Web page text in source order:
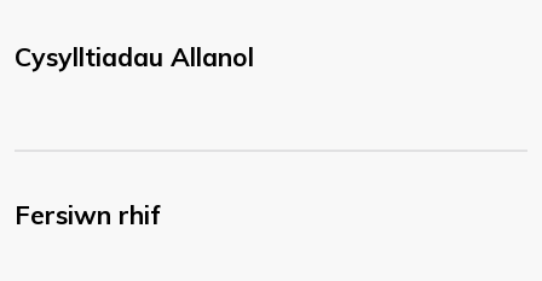
Cysylltiadau Allanol
Fersiwn rhif